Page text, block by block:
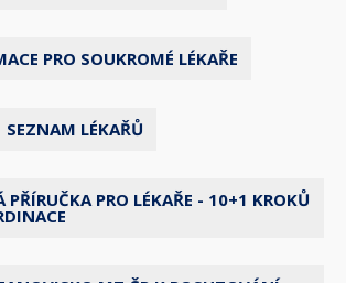
PRO SOUKROMÉ LÉKAŘE
SEZNAM LÉKAŘŮ
PŘÍRUČKA PRO LÉKAŘE - 10+1 KROKŮ